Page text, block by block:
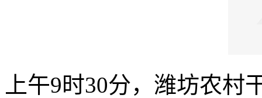
上午9时30分，潍坊农